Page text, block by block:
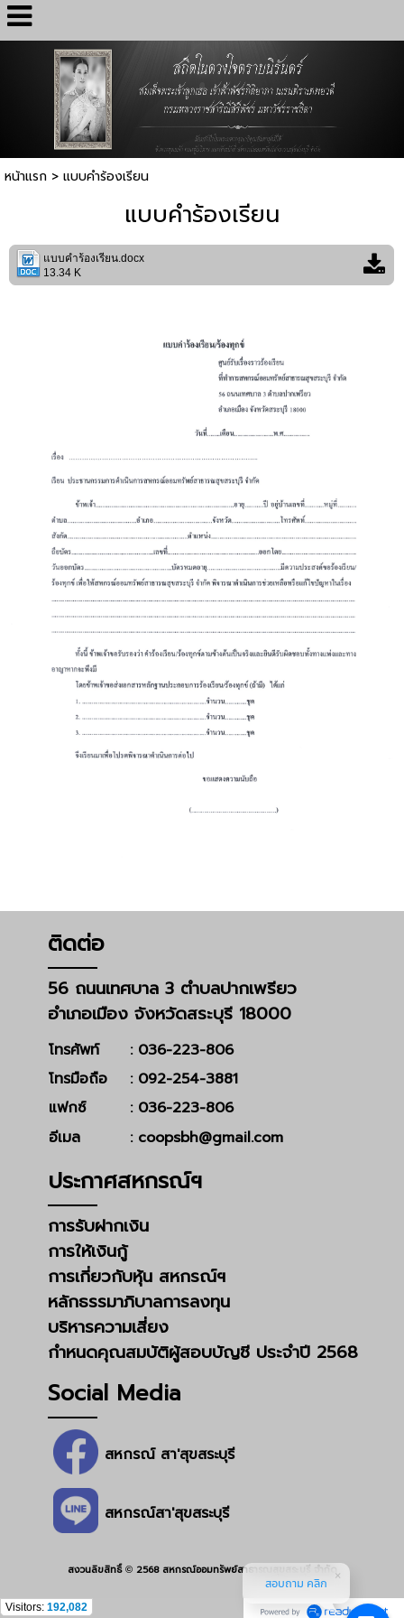
หน้าแรก> แบบคำร้องเรียน
แบบคำร้องเรียน
แบบคำร้องเรียน.docx
13.34 K
ติดต่อ
56 ถนนเทศบาล 3 ตำบลปากเพรียว
อำเภอเมือง จังหวัดสระบุรี 18000
โทรศัพท์
: 036-223-806
โทรมือถือ
: 092-254-3881
แฟกซ์
: 036-223-806
อีเมล
: coopsbh@gmail.com
ประกาศสหกรณ์ฯ
การรับฝากเงิน
การให้เงินกู้
การเกี่ยวกับหุ้น สหกรณ์ฯ
หลักธรรมาภิบาลการลงทุน
บริหารความเสี่ยง
กำหนดคุณสมบัติผู้สอบบัญชี ประจำปี 2568
Social Media
สหกรณ์ สา'สุขสระบุรี
สหกรณ์สา'สุขสระบุรี
สงวนลิขสิทธิ์ ©2568 สหกรณ์ออมทรัพย์สาธารณสุขสระบุรี จำกัด
Visitors: 192,082
สอบถาม คลิก